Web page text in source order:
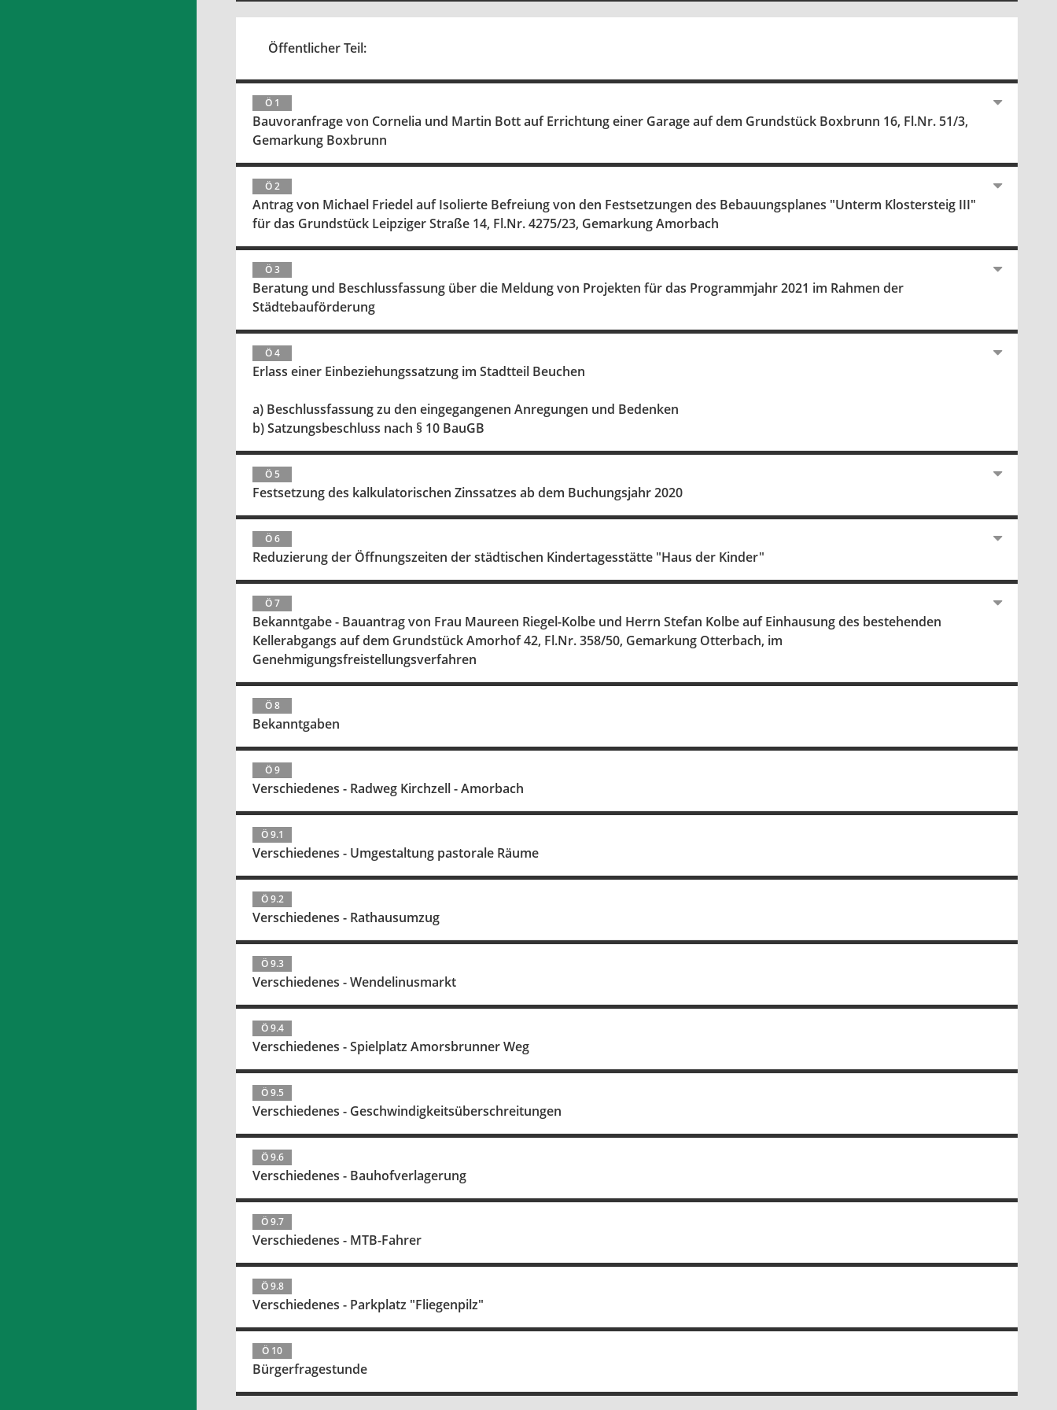
Öffentlicher Teil:
Ö 1
Bauvoranfrage von Cornelia und Martin Bott auf Errichtung einer Garage auf dem Grundstück Boxbrunn 16, Fl.Nr. 51/3,
Gemarkung Boxbrunn
Ö 2
Antrag von Michael Friedel auf Isolierte Befreiung von den Festsetzungen des Bebauungsplanes "Unterm Klostersteig III"
für das Grundstück Leipziger Straße 14, Fl.Nr. 4275/23, Gemarkung Amorbach
Ö 3
Beratung und Beschlussfassung über die Meldung von Projekten für das Programmjahr 2021 im Rahmen der
Städtebauförderung
Ö 4
Erlass einer Einbeziehungssatzung im Stadtteil Beuchen
a) Beschlussfassung zu den eingegangenen Anregungen und Bedenken
b) Satzungsbeschluss nach § 10 BauGB
Ö 5
Festsetzung des kalkulatorischen Zinssatzes ab dem Buchungsjahr 2020
Ö 6
Reduzierung der Öffnungszeiten der städtischen Kindertagesstätte "Haus der Kinder"
Ö 7
Bekanntgabe - Bauantrag von Frau Maureen Riegel-Kolbe und Herrn Stefan Kolbe auf Einhausung des bestehenden
Kellerabgangs auf dem Grundstück Amorhof 42, Fl.Nr. 358/50, Gemarkung Otterbach, im
Genehmigungsfreistellungsverfahren
Ö 8
Bekanntgaben
Ö 9
Verschiedenes - Radweg Kirchzell - Amorbach
Ö 9.1
Verschiedenes - Umgestaltung pastorale Räume
Ö 9.2
Verschiedenes - Rathausumzug
Ö 9.3
Verschiedenes - Wendelinusmarkt
Ö 9.4
Verschiedenes - Spielplatz Amorsbrunner Weg
Ö 9.5
Verschiedenes - Geschwindigkeitsüberschreitungen
Ö 9.6
Verschiedenes - Bauhofverlagerung
Ö 9.7
Verschiedenes - MTB-Fahrer
Ö 9.8
Verschiedenes - Parkplatz "Fliegenpilz"
Ö 10
Bürgerfragestunde